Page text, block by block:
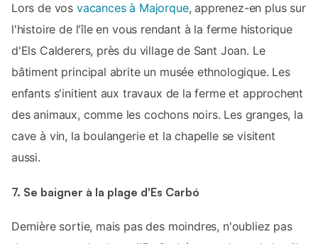
Lors de vos vacances à Majorque, apprenez-en plus sur
l'histoire de l'île en vous rendant à la ferme historique
d'Els Calderers, près du village de Sant Joan. Le
bâtiment principal abrite un musée ethnologique. Les
enfants s'initient aux travaux de la ferme et approchent
des animaux, comme les cochons noirs. Les granges, la
cave à vin, la boulangerie et la chapelle se visitent
aussi.
7. Se baigner à la plage d'Es Carbó
Dernière sortie, mais pas des moindres, n'oubliez pas